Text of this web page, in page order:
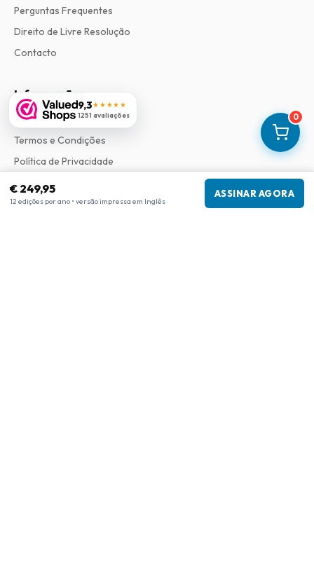
0
€ 249,95
12 edições por ano • versão impressa em Inglês
ASSINAR AGORA
9,3★★★★★
1251 avaliações
Perguntas Frequentes
Direito de Livre Resolução
Contacto
Informações
Sobre Nós
Termos e Condições
Política de Privacidade
Procedimento de Reclamações